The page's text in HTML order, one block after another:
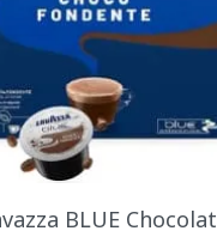
Aperçu rapide
BLUE Chocolat